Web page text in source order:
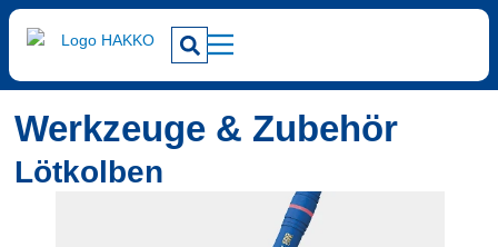
Werkzeuge & Zubehör
Lötkolben